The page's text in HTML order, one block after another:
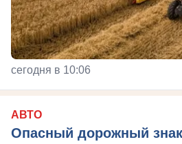
сегодня в 10:06
АВТО
Опасный дорожный